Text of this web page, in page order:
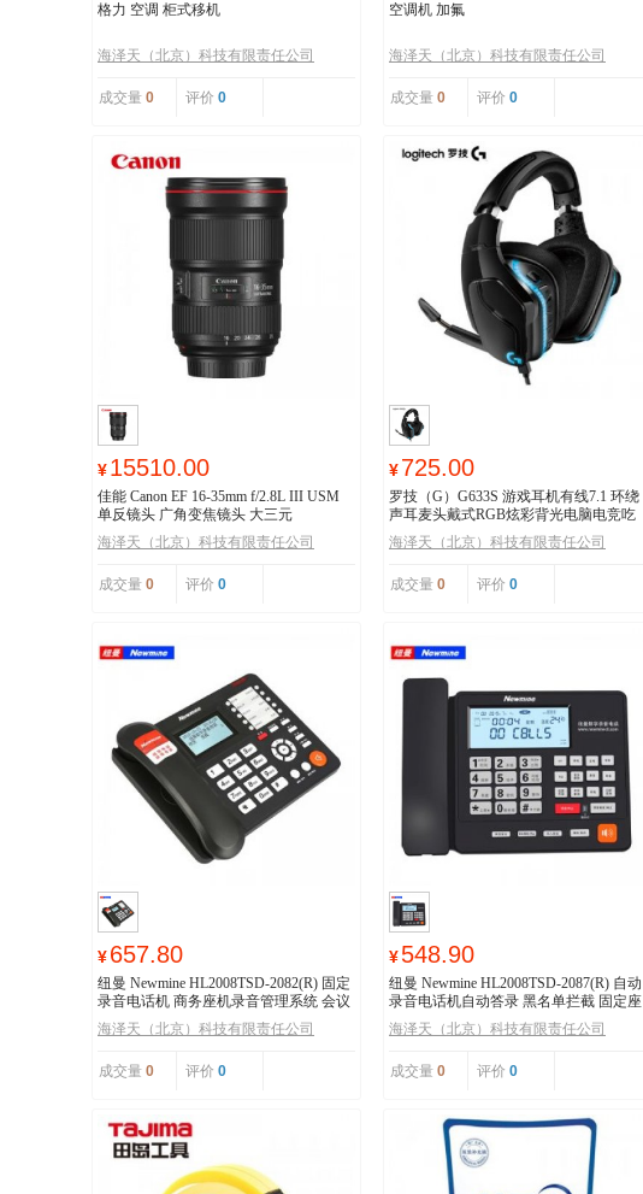
格力 空调 柜式移机
海泽天（北京）科技有限责任公司
成交量 0 评价 0
空调机 加氟
海泽天（北京）科技有限责任公司
成交量 0 评价 0
¥15510.00
佳能 Canon EF 16-35mm f/2.8L III USM
单反镜头 广角变焦镜头 大三元
海泽天（北京）科技有限责任公司
成交量 0 评价 0
¥725.00
罗技（G）G633S 游戏耳机有线7.1 环绕
声耳麦头戴式RGB炫彩背光电脑电竞吃
鸡耳机
海泽天（北京）科技有限责任公司
成交量 0 评价 0
¥657.80
纽曼 Newmine HL2008TSD-2082(R) 固定
录音电话机 商务座机录音管理系统 会议
录音电话
海泽天（北京）科技有限责任公司
成交量 0 评价 0
¥548.90
纽曼 Newmine HL2008TSD-2087(R) 自动
录音电话机自动答录 黑名单拦截 固定座
机 办公家用
海泽天（北京）科技有限责任公司
成交量 0 评价 0